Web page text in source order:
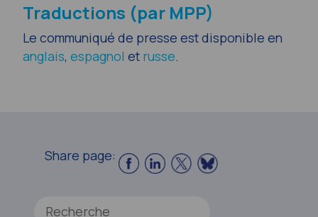
Traductions (par MPP)
Le communiqué de presse est disponible en
anglais, espagnol et russe.
Share page: